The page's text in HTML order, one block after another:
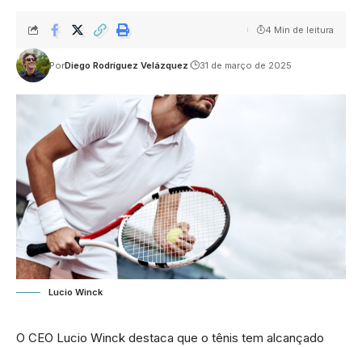
PorDiego Rodríguez Velázquez 31 de março de 2025
4 Min de leitura
Lucio Winck
O CEO Lucio Winck destaca que o tênis tem alcançado